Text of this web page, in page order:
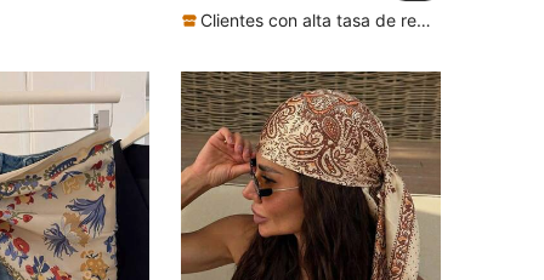
Clientes con alta tasa de repetición